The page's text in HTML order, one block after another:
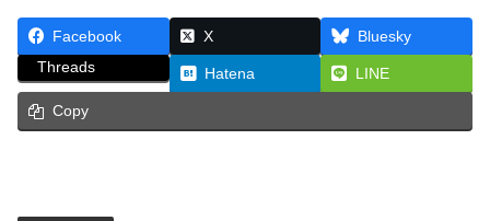
Facebook X
Bluesky
Threads
Hatena LINE
Copy